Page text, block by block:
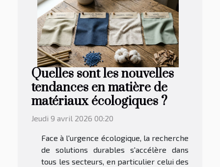
Quelles sont les nouvelles
tendances en matière de
matériaux écologiques ?
Jeudi 9 avril 2026 00:20
Face à l'urgence écologique, la recherche
de solutions durables s'accélère dans
tous les secteurs, en particulier celui des